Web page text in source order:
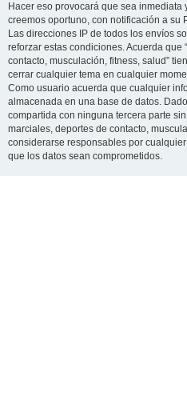
Hacer eso provocará que sea
creemos oportuno, con notificación a su
Las direcciones IP de todos los envíos
reforzar estas condiciones. Acuerda que
contacto, musculación, fitness, salud”
cerrar cualquier tema en cualquier
Como usuario acuerda que cualquier
almacenada en una base de datos.
compartida con ninguna tercera parte
marciales, deportes de contacto,
considerarse responsables por
que los datos sean comprometidos.